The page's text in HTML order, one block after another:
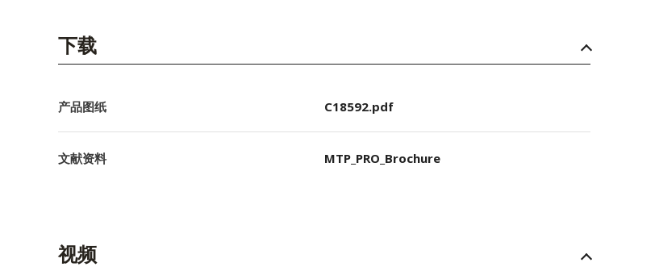
下载
产品图纸 C18592.pdf
文献资料 MTP_PRO_Brochure
视频